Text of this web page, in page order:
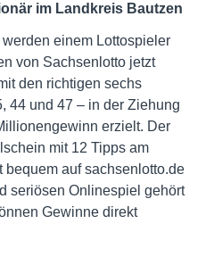
im Landkreis Bautzen
einem Lottospieler
von Sachsenlotto jetzt
den richtigen sechs
44 und 47 – in der Ziehung
erzielt. Der
mit 12 Tipps am
bequem auf sachsenlotto.de
seriösen Onlinespiel gehört
Gewinne direkt